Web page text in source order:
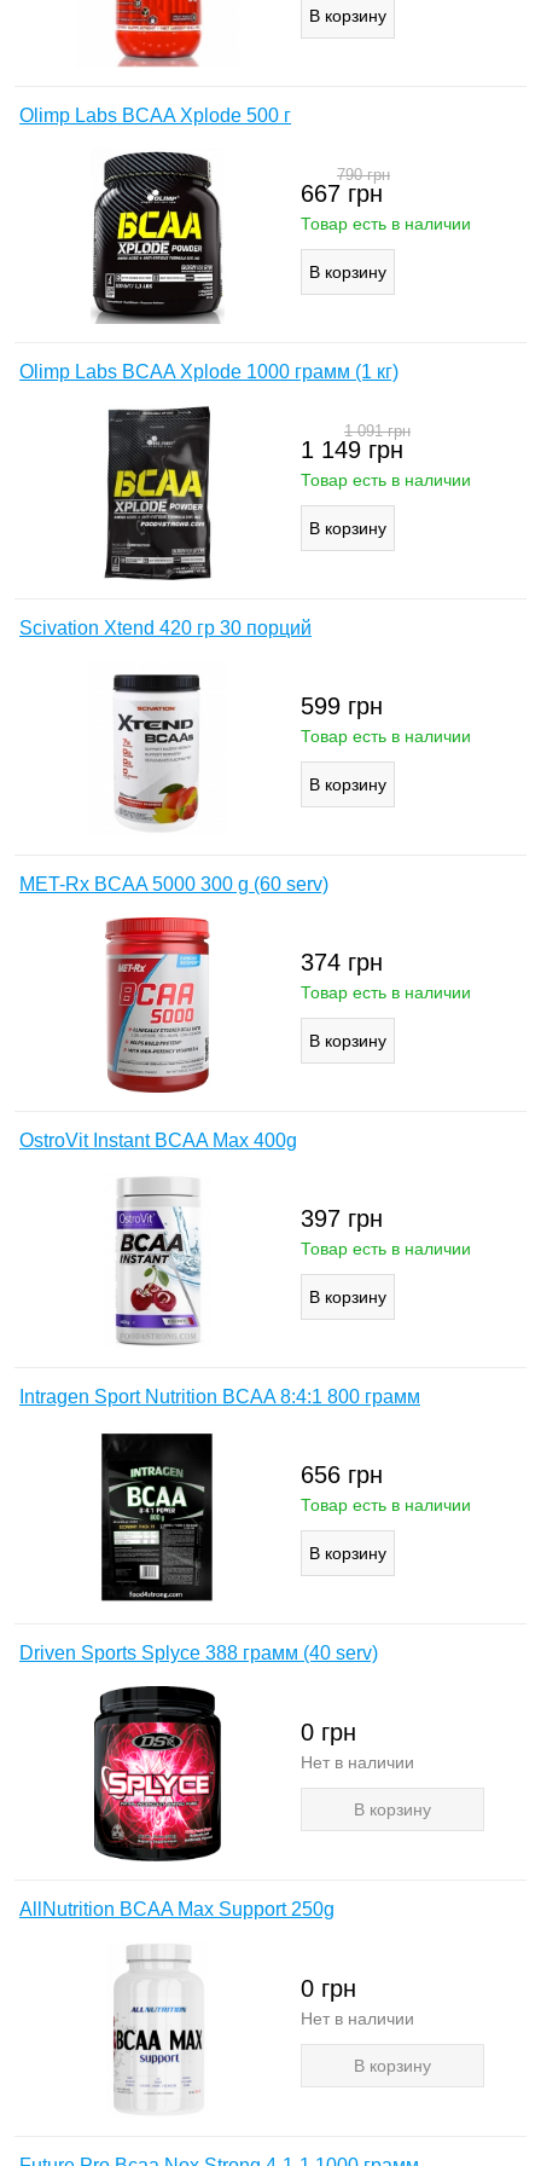
Olimp Labs BCAA Xplode 500 г
667 грн
790грн
Товар есть в наличии
Olimp Labs BCAA Xplode 1000 грамм (1 кг)
1 149 грн
1 091грн
Товар есть в наличии
Scivation Xtend 420 гр 30 порций
599 грн
Товар есть в наличии
MET-Rx BCAA 5000 300 g (60 serv)
374 грн
Товар есть в наличии
OstroVit Instant BCAA Max 400g
397 грн
Товар есть в наличии
Intragen Sport Nutrition BCAA 8:4:1 800 грамм
656 грн
Товар есть в наличии
Driven Sports Splyce 388 грамм (40 serv)
0 грн
Нет в наличии
В корзину
AllNutrition BCAA Max Support 250g
0 грн
Нет в наличии
В корзину